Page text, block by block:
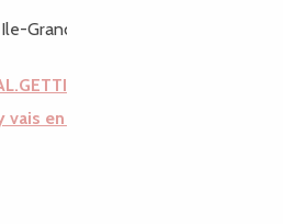
Grande, 22560 Pleumeur-
vais en train !